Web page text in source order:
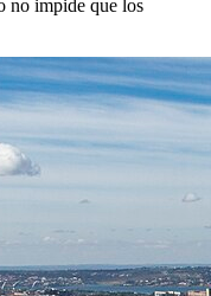
no impide que los